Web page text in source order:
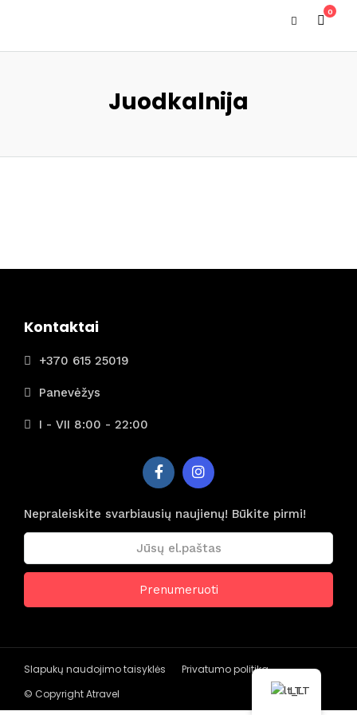
0
Juodkalnija
Kontaktai
+370 615 25019
Panevėžys
I - VII 8:00 - 22:00
Nepraleiskite svarbiausių naujienų! Būkite pirmi!
Slapukų naudojimo taisyklės
Privatumo politika
© Copyright Atravel
LT